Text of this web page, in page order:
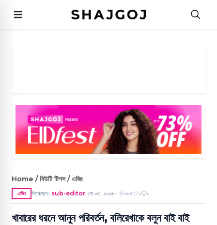
Home / বিউটি টিপস / এজিং
এজিং লিখেছেন ● sub-editor,মে ০৩, ২০১৬ ● ৬৮৫ ১ ০
খাবারের ধরনে আনুন পরিবর্তন, বলিরেখাকে বলুন বাই বাই